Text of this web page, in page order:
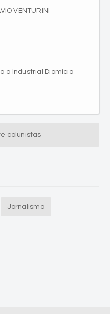
VENTURINI
o Industrial Diomício
colunistas
Jornalismo